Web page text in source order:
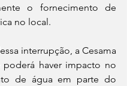
o fornecimento de
no local.
interrupção, a Cesama
poderá haver impacto no
de água em parte do